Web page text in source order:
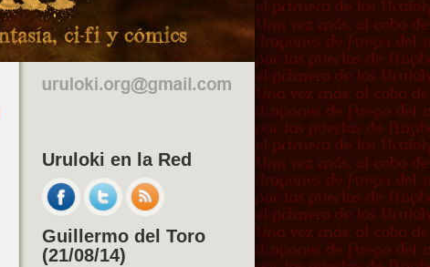
Uruloki en la Red
Guillermo del Toro
(21/08/14)